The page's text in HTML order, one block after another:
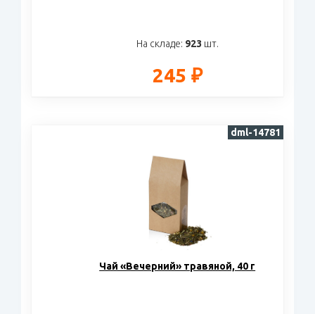
На складе: 923 шт.
245 ₽
Чай «Вечерний» травяной, 40 г
dml-14781